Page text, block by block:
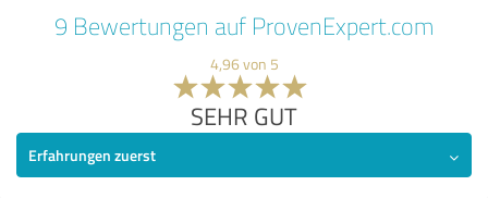
9 Bewertungen auf ProvenExpert.com
4,96 von 5
SEHR GUT
Erfahrungen zuerst